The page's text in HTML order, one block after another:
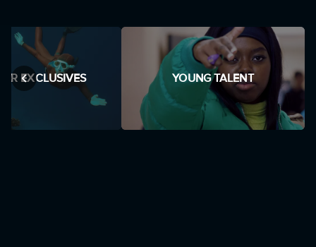
EXCLUSIVES YOUNG TALENT